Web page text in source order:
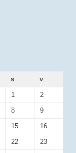
s v
1 2
8 9
15 16
22 23